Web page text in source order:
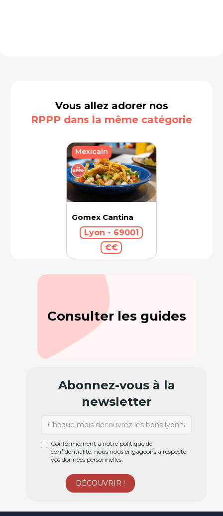
Vous allez adorer nos
RPPP dans la même catégorie
Gomex Cantina
Lyon - 69001
€€
Mexicain
Consulter les guides
Abonnez-vous à la
newsletter
Conformément à notre politique de
confidentialité, nous nous engageons à respecter
vos données personnelles.